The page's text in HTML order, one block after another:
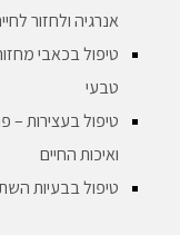
אנרגיה ולחזור
טיפול בכאבי
טבעי
טיפול בעצירות –
ואיכות החיים
טיפול בבעיות